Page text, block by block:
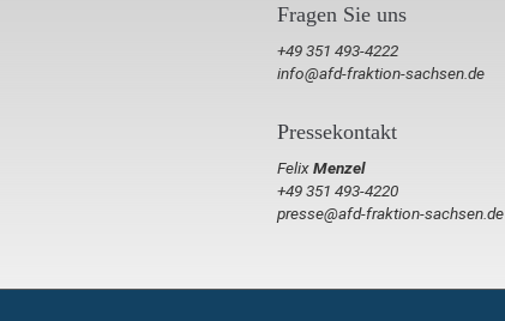
Fragen Sie uns
+49 351 493-4222
info@afd-fraktion-sachsen.de
Pressekontakt
FelixMenzel
+49 351 493-4220
presse@afd-fraktion-sachsen.de